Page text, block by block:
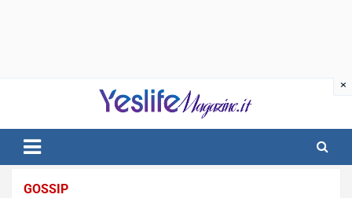
notizie di intrattenimento
GOSSIP